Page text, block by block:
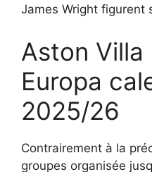
James Wright figurent
Aston Villa
Europa
2025/26
Contrairement à la
groupes organisée